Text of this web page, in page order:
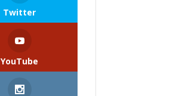
Twitter
YouTube